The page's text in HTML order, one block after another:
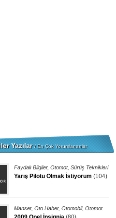
Yazılar/ En Çok Yorumlananlar
Faydalı Bilgiler, Otomot, Sürüş Teknikleri
Yarış Pilotu Olmak İstiyorum (104)
Manset, Oto Haber, Otomobil, Otomot